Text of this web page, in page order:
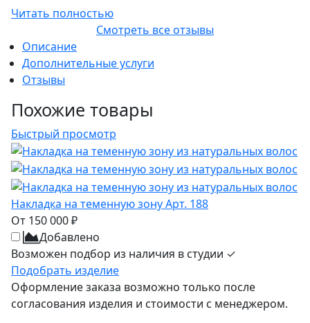
Читать полностью
Смотреть все отзывы
Описание
Дополнительные услуги
Отзывы
Похожие товары
Быстрый просмотр
Накладка на теменную зону Арт. 188
От 150 000 ₽
Добавлено
Возможен подбор из наличия в студии ✓
Подобрать изделие
Оформление заказа возможно только после
согласования изделия и стоимости с менеджером.